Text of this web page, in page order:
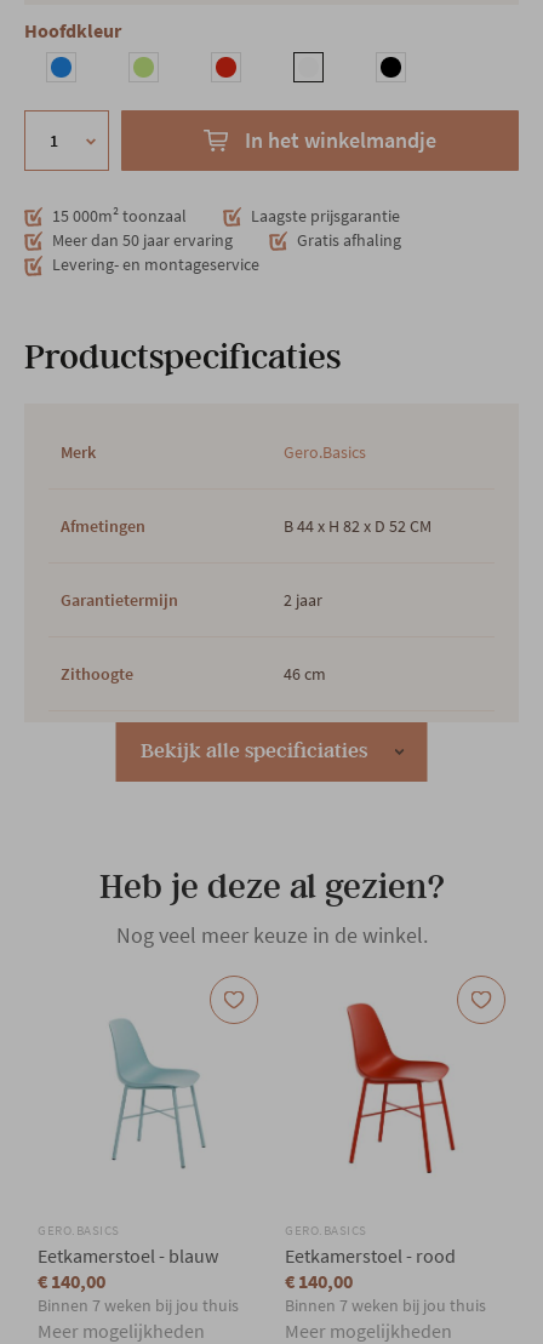
Hoofdkleur
In het winkelmandje
15 000m² toonzaal
Laagste prijsgarantie
Meer dan 50 jaar ervaring
Gratis afhaling
Levering- en montageservice
Productspecificaties
Bekijk alle specificiaties
Merk Gero.Basics
Afmetingen B 44 x H 82 x D 52 CM
Garantietermijn 2 jaar
Zithoogte 46 cm
Plaats productie Belgisch
Hoofdmateriaal Kunststof
Materiaal zit Kunststof
Materiaal poten
Woonstijl
Jong wonen
Hedendaags
Heb je deze al gezien?
Nog veel meer keuze in de winkel.
GERO.BASICS
Eetkamerstoel - blauw
€ 140,00
Binnen 7 weken bij jou thuis
Meer mogelijkheden
GERO.BASICS
Eetkamerstoel - rood
€ 140,00
Binnen 7 weken bij jou thuis
Meer mogelijkheden